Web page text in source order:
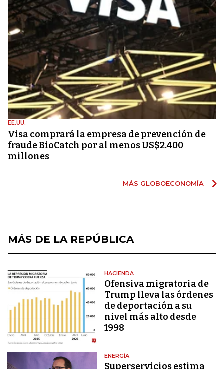
EE.UU.
Visa comprará la empresa de prevención de
fraude BioCatch por al menos US$2.400
millones
MÁS GLOBOECONOMÍA
MÁS DE LA REPÚBLICA
HACIENDA
Ofensiva migratoria de
Trump lleva las órdenes
de deportación a su
nivel más alto desde
1998
ENERGÍA
Superservicios estima